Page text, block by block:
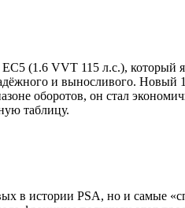
(1.6 VVT 115 л.с.), который
и выносливого. Новый
оборотов, он стал
таблицу.
в истории PSA, но и самые